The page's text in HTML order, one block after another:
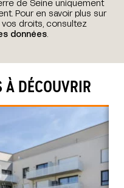
de Seine uniquement
Pour en savoir plus sur
droits, consultez
données
À DÉCOUVRIR